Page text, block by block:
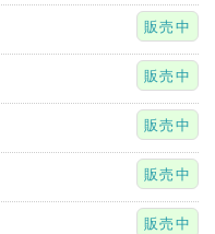
販売中
販売中
販売中
販売中
販売中